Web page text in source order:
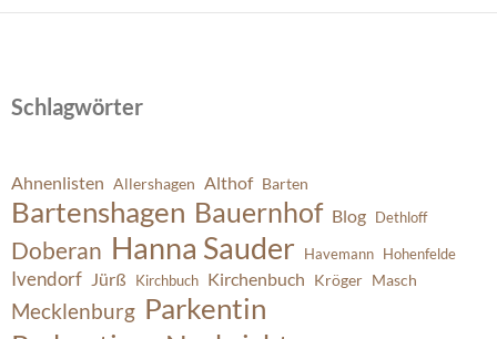
Schlagwörter
Ahnenlisten Allershagen Althof Barten
Bartenshagen Bauernhof Blog Dethloff
Doberan Hanna Sauder Havemann Hohenfelde
Ivendorf Jürß Kirchbuch Kirchenbuch Kröger Masch
Mecklenburg Parkentin